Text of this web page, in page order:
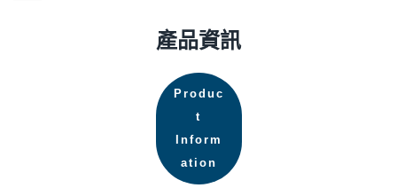
產品資訊
Produc
t
Inform
ation